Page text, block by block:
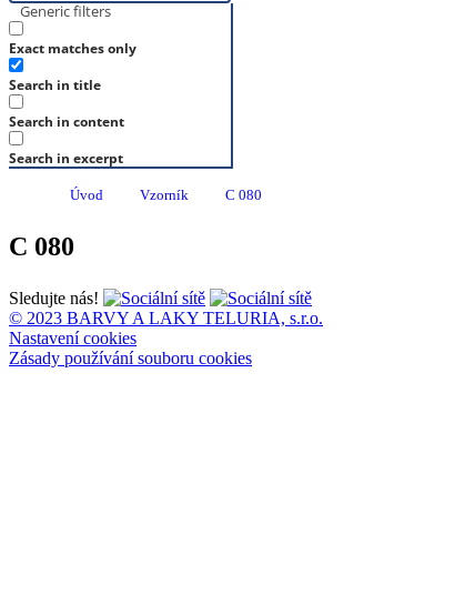
Generic filters
Exact matches only
Search in title
Search in content
Search in excerpt
Úvod Vzorník C 080
C 080
Sledujte nás!
© 2023 BARVY A LAKY TELURIA, s.r.o.
Nastavení cookies
Zásady používání souboru cookies